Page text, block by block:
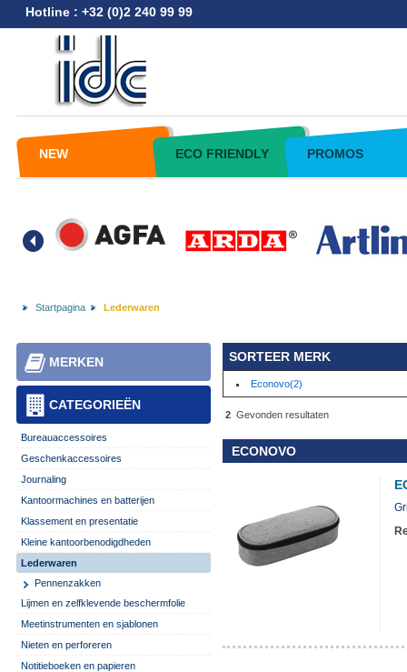
Hotline : +32 (0)2 240 99 99
NEW ECO FRIENDLY PROMOS
Startpagina Lederwaren
CATEGORIEËN
MERKEN
Bureauaccessoires
Geschenkaccessoires
Journaling
Kantoormachines en batterijen
Klassement en presentatie
Kleine kantoorbenodigdheden
Lederwaren
Pennenzakken
Lijmen en zelfklevende beschermfolie
Meetinstrumenten en sjablonen
Nieten en perforeren
Notitieboeken en papieren
SORTEER MERK
Econovo(2)
2 Gevonden resultaten
ECONOVO